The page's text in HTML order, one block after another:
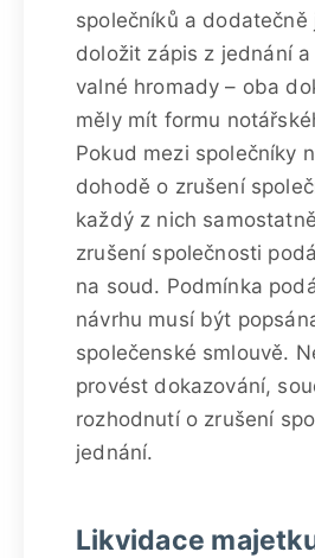
společníků a dodatečně
doložit zápis z jednání
valné hromady – oba
měly mít formu
Pokud mezi společníky
dohodě o zrušení
každý z nich
zrušení společnosti
na soud. Podmínka
návrhu musí být
společenské smlouvě.
provést dokazování,
rozhodnutí o zrušení
jednání.
Likvidace